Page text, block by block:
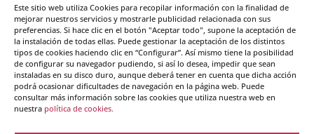
Este sitio web utiliza Cookies para recopilar información con la finalidad de
mejorar nuestros servicios y mostrarle publicidad relacionada con sus
preferencias. Si hace clic en el botón "Aceptar todo", supone la aceptación de
la instalación de todas ellas. Puede gestionar la aceptación de los distintos
tipos de cookies haciendo clic en “Configurar”. Así mismo tiene la posibilidad
de configurar su navegador pudiendo, si así lo desea, impedir que sean
instaladas en su disco duro, aunque deberá tener en cuenta que dicha acción
podrá ocasionar dificultades de navegación en la página web. Puede
consultar más información sobre las cookies que utiliza nuestra web en
nuestra política de cookies.
acontecimientos que no son realmente
trascendentales en la existencia. Y, sin embargo,
se...